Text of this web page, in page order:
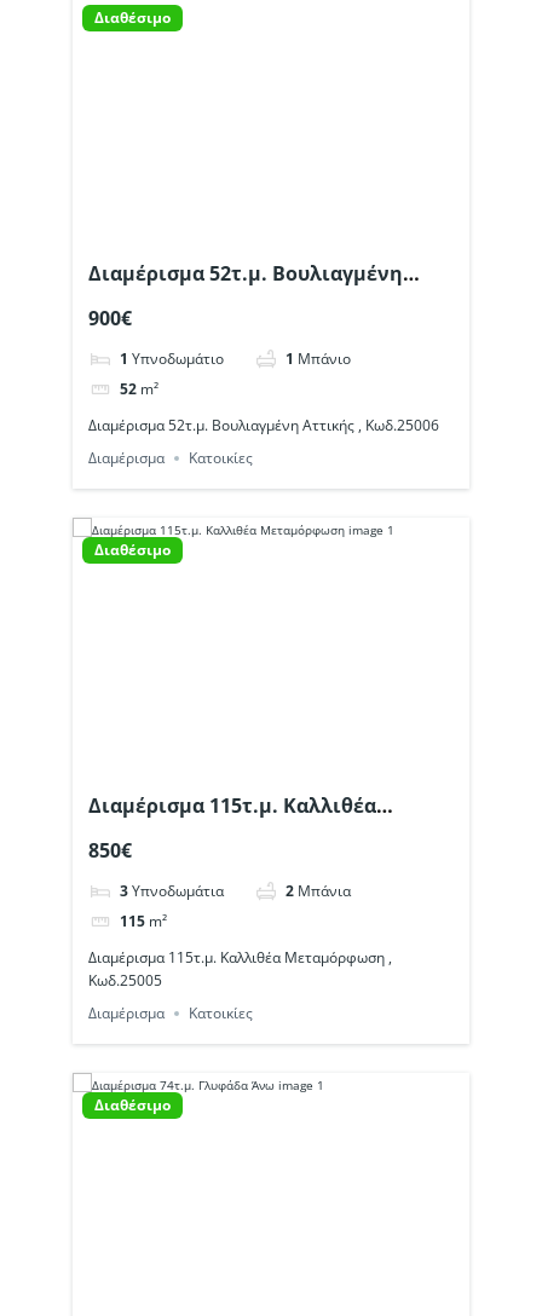
Διαθέσιμο
Διαμέρισμα 52τ.μ. Βουλιαγμένη
900€
1 Υπνοδωμάτιο 1 Μπάνιο
52 m²
Διαμέρισμα 52τ.μ. Βουλιαγμένη Αττικής , Κωδ.25006
Διαμέρισμα
Κατοικίες
Διαθέσιμο
Διαμέρισμα 115τ.μ. Καλλιθέα
850€
3Υπνοδωμάτια 2 Μπάνια
115 m²
Διαμέρισμα 115τ.μ. Καλλιθέα Μεταμόρφωση ,
Κωδ.25005
Διαμέρισμα
Κατοικίες
Διαθέσιμο